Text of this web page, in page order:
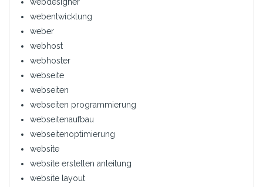
webentwicklung
weber
webhost
webhoster
webseite
webseiten
webseiten programmierung
webseitenaufbau
webseitenoptimierung
website
website erstellen anleitung
website layout